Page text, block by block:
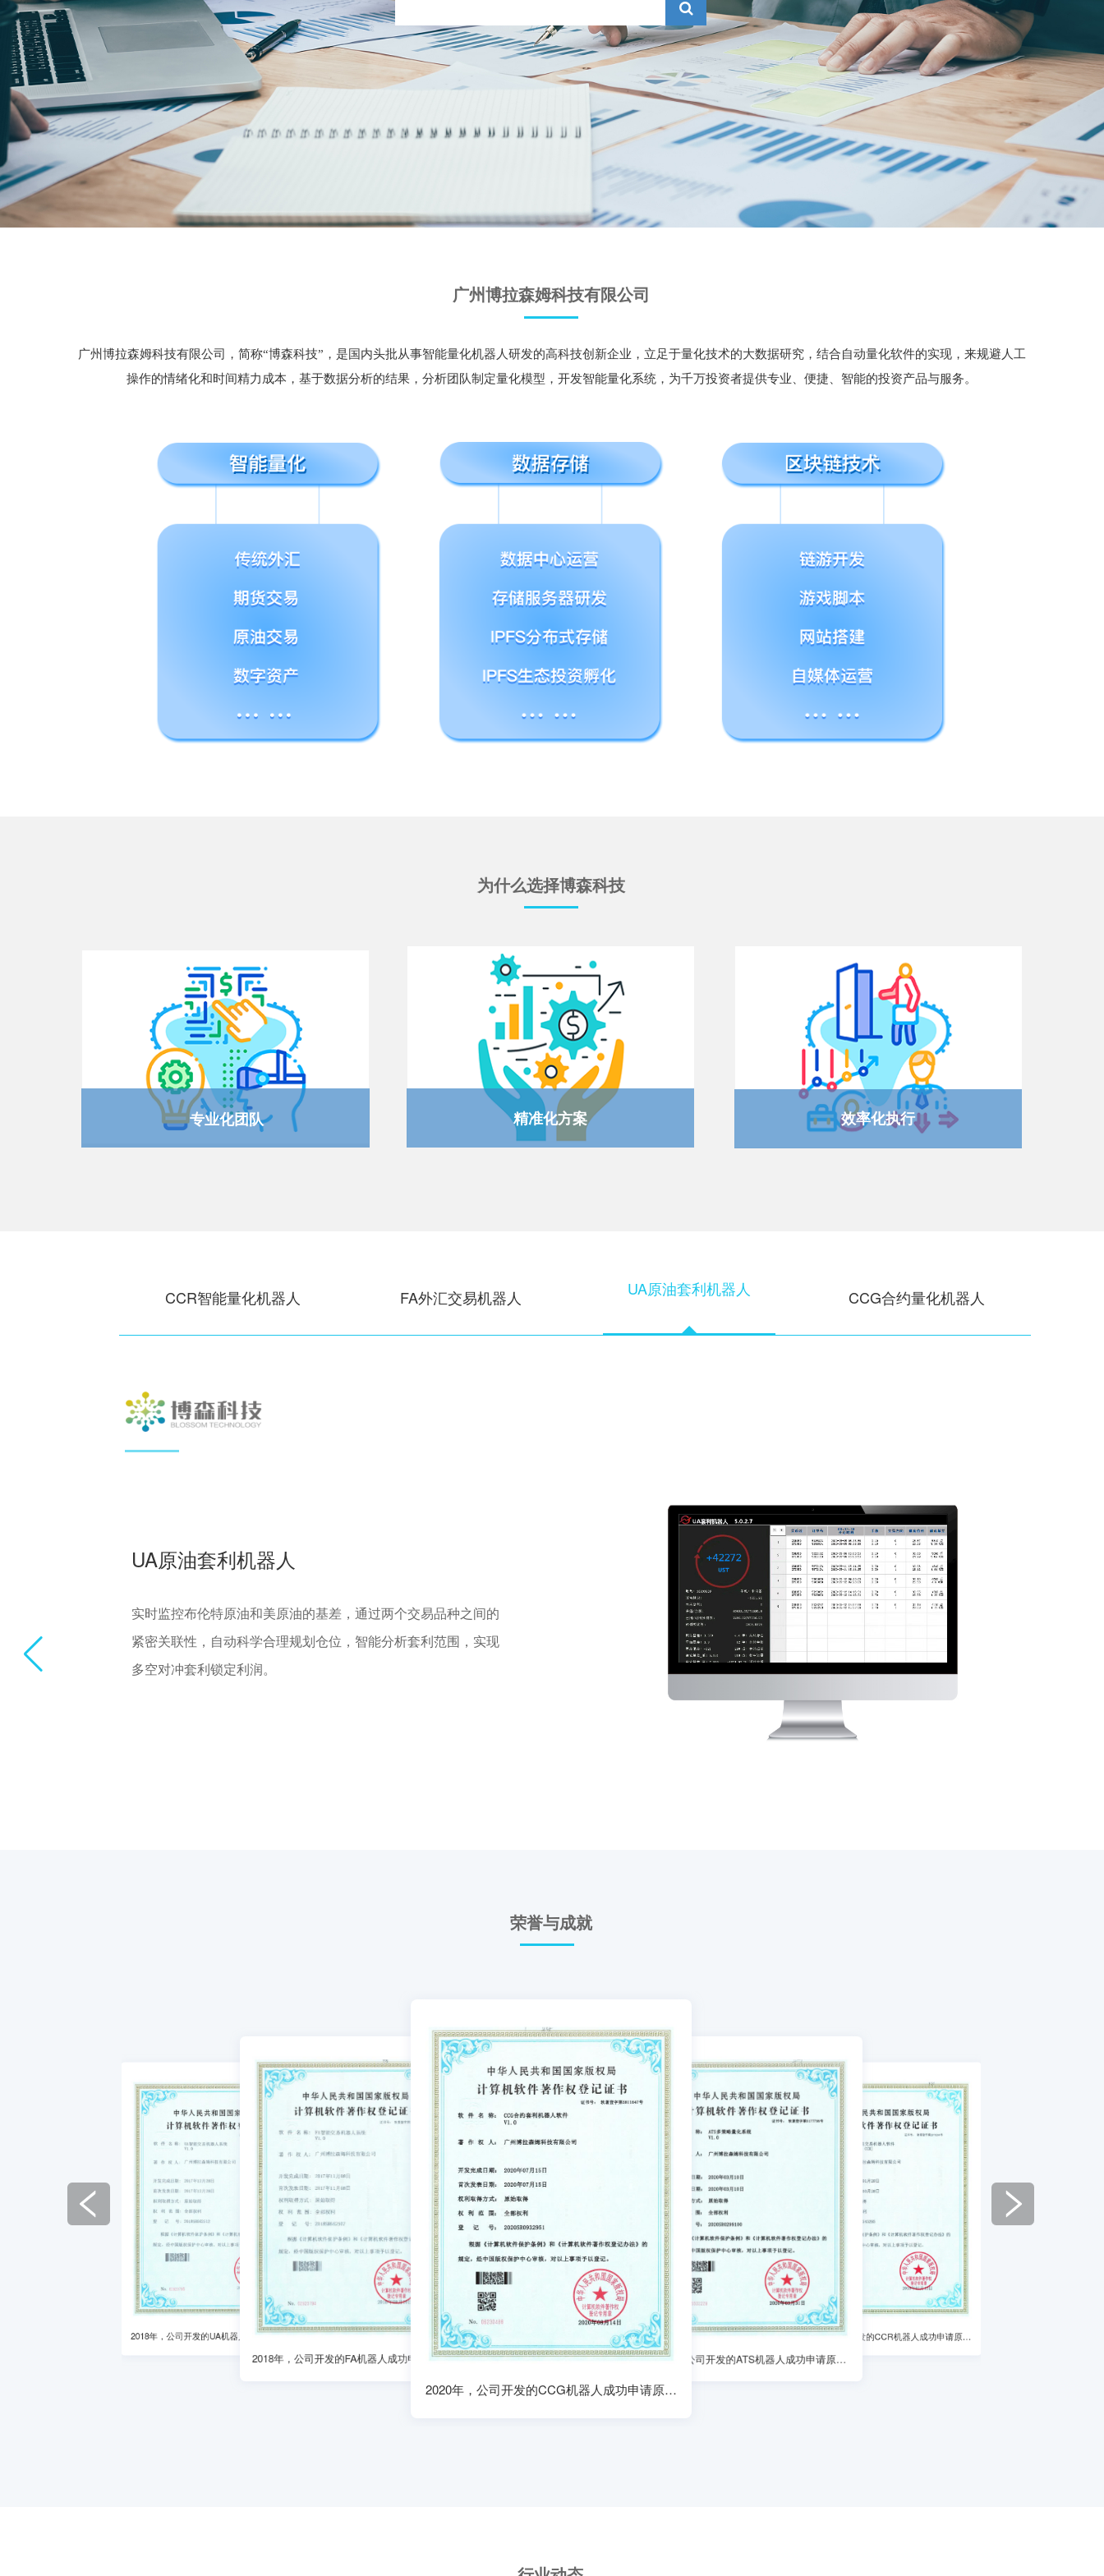
广州博拉森姆科技有限公司
广州博拉森姆科技有限公司，简称“博森科技”，是国内头批从事智能量化机器人研发的高科技创新企业，立足于量化技术的大数据研究，结合自动量化软件的实现，来规避人工
操作的情绪化和时间精力成本，基于数据分析的结果，分析团队制定量化模型，开发智能量化系统，为千万投资者提供专业、便捷、智能的投资产品与服务。
为什么选择博森科技
专业化团队 精准化方案 效率化执行
CCR智能量化机器人 FA外汇交易机器人 UA原油套利机器人 CCG合约量化机器人
CCG合约量化机器人
又称“合约网格量化机器人”，在合约某个波段内，利用大数据建仓
获取利润，全新升级更智能更便捷。
2018年，公司开发的FA机器人成功申请原创著作权
2020年，公司开发的CCG机器人成功申请原创著作权
2020年，公司开发的ATS机器人成功申请原创著作权
2018年，公司开发的CCR机器人成功申请原创著作权
2018年，公司开发的UA机器人成功申请原创著作权
荣誉与成就